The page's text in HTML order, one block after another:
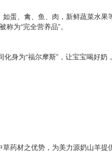
蛋、禽、鱼、肉，新鲜蔬菜水
为“完全营养品”。
身为“福尔摩斯”，让宝宝喝好奶
药材之优势，为美力源奶山羊